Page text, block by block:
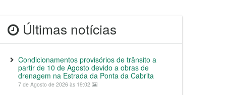
Últimas notícias
Condicionamentos provisórios de trânsito a
partir de 10 de Agosto devido a obras de
drenagem na Estrada da Ponta da Cabrita
7 de Agosto de 2026 às 19:02